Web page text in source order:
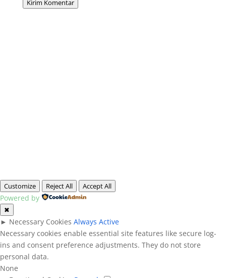
Kirim Komentar
Customize Reject All Accept All
Powered by
✖
► Necessary Cookies Always Active
Necessary cookies enable essential site features like secure log-
ins and consent preference adjustments. They do not store
personal data.
None